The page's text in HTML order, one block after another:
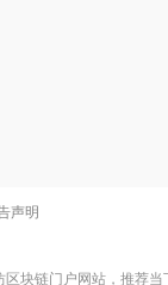
声明
块链门户网站，推荐当